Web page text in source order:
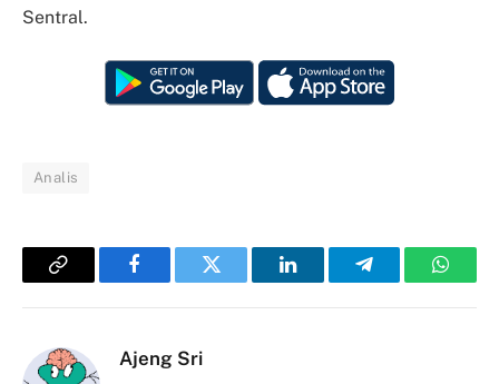
Sentral.
Analis
Copy
FacebookTwitter LinkedInTelegram
Ajeng Sri